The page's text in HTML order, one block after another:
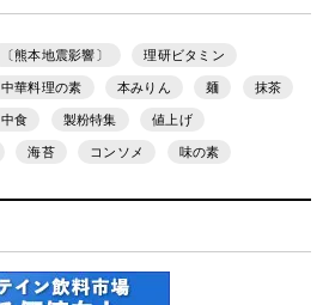
〔熊本地震影響〕 理研ビタミン
中華料理の素 本みりん 麺 抹茶
中食 製粉特集 値上げ
海苔 コンソメ 味の素